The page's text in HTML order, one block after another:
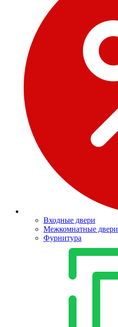
Входные двери
Межкомнатные двери
Фурнитура